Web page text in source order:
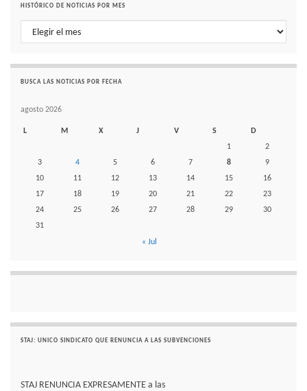
HISTÓRICO DE NOTICIAS POR MES
Histórico de noticias por mes
BUSCA LAS NOTICIAS POR FECHA
agosto 2026
L M X J V S
D
1
2
3
4 5 6 7 8
9
10
11 12 13 14 15
16
17
18 19 20 21 22
23
24
25 26 27 28 29
30
31
« Jul
STAJ: UNICO SINDICATO QUE RENUNCIA A LAS SUBVENCIONES
STAJ RENUNCIA EXPRESAMENTE a las